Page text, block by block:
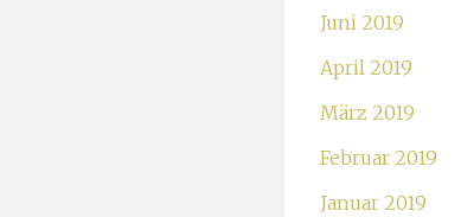
Juni 2019
April 2019
März 2019
Februar 2019
Januar 2019